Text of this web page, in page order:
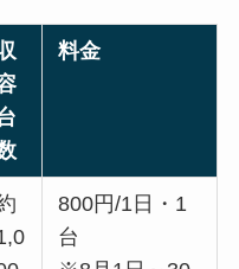
料金
800円/1日・1
台